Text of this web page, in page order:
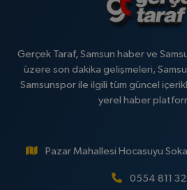
Gerçek Taraf, Samsun haber ve
üzere son dakika gelişmeleri,
Samsunspor ile ilgili tüm güncel
yerel haber
Pazar Mahallesi Hocasuyu
0554 811